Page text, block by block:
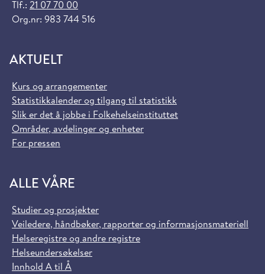
Tlf.: 21 07 70 00
Org.nr: 983 744 516
AKTUELT
Kurs og arrangementer
Statistikkalender og tilgang til statistikk
Slik er det å jobbe i Folkehelseinstituttet
Områder, avdelinger og enheter
For pressen
ALLE VÅRE
Studier og prosjekter
Veiledere, håndbøker, rapporter og informasjonsmateriell
Helseregistre og andre registre
Helseundersøkelser
Innhold A til Å